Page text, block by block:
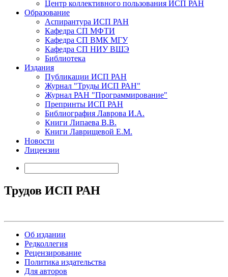
Центр коллективного пользования ИСП РАН
Образование
Аспирантура ИСП РАН
Кафедра СП МФТИ
Кафедра СП ВМК МГУ
Кафедра СП НИУ ВШЭ
Библиотека
Издания
Публикации ИСП РАН
Журнал "Труды ИСП РАН"
Журнал РАН "Программирование"
Препринты ИСП РАН
Библиография Лаврова И.А.
Книги Липаева В.В.
Книги Лаврищевой Е.М.
Новости
Лицензии
Трудов ИСП РАН
Об издании
Редколлегия
Рецензирование
Политика издательства
Для авторов